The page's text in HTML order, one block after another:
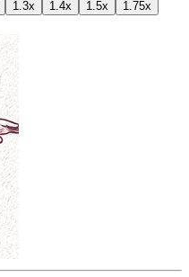
1.3x 1.4x 1.5x
1.75x